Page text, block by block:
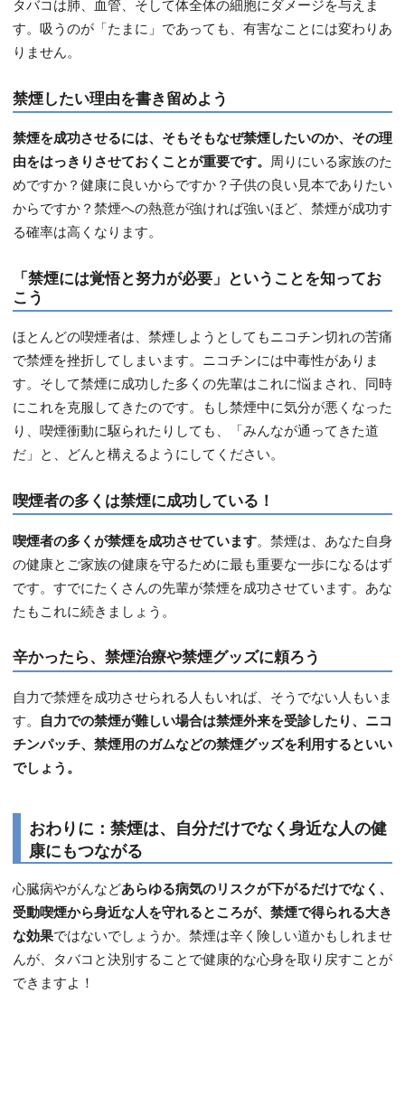
タバコは肺、血管、そして体全体の細胞にダメージを与えま
す。吸うのが「たまに」であっても、有害なことには変わりあ
りません。
禁煙したい理由を書き留めよう
禁煙を成功させるには、そもそもなぜ禁煙したいのか、その理
由をはっきりさせておくことが重要です。
周りにいる家族のた
めですか？健康に良いからですか？子供の良い見本でありたい
からですか？禁煙への熱意が強ければ強いほど、禁煙が成功す
る確率は高くなります。
「禁煙には覚悟と努力が必要」ということを知ってお
こう
ほとんどの喫煙者は、禁煙しようとしてもニコチン切れの苦痛
で禁煙を挫折してしまいます。ニコチンには中毒性がありま
す。そして禁煙に成功した多くの先輩はこれに悩まされ、同時
にこれを克服してきたのです。もし禁煙中に気分が悪くなった
り、喫煙衝動に駆られたりしても、「みんなが通ってきた道
だ」と、どんと構えるようにしてください。
喫煙者の多くは禁煙に成功している！
喫煙者の多くが禁煙を成功させています 。禁煙は、あなた自身
の健康とご家族の健康を守るために最も重要な一歩になるはず
です。すでにたくさんの先輩が禁煙を成功させています。あな
たもこれに続きましょう。
辛かったら、禁煙治療や禁煙グッズに頼ろう
自力で禁煙を成功させられる人もいれば、そうでない人もいま
す。
自力での禁煙が難しい場合は禁煙外来を受診したり、ニコ
チンパッチ、禁煙用のガムなどの禁煙グッズを利用するといい
でしょう。
おわりに：禁煙は、自分だけでなく身近な人の健
康にもつながる
心臓病やがんなどあらゆる病気のリスクが下がるだけでなく、
受動喫煙から身近な人を守れるところが、禁煙で得られる大き
な効果ではないでしょうか。禁煙は辛く険しい道かもしれませ
んが、タバコと決別することで健康的な心身を取り戻すことが
できますよ！